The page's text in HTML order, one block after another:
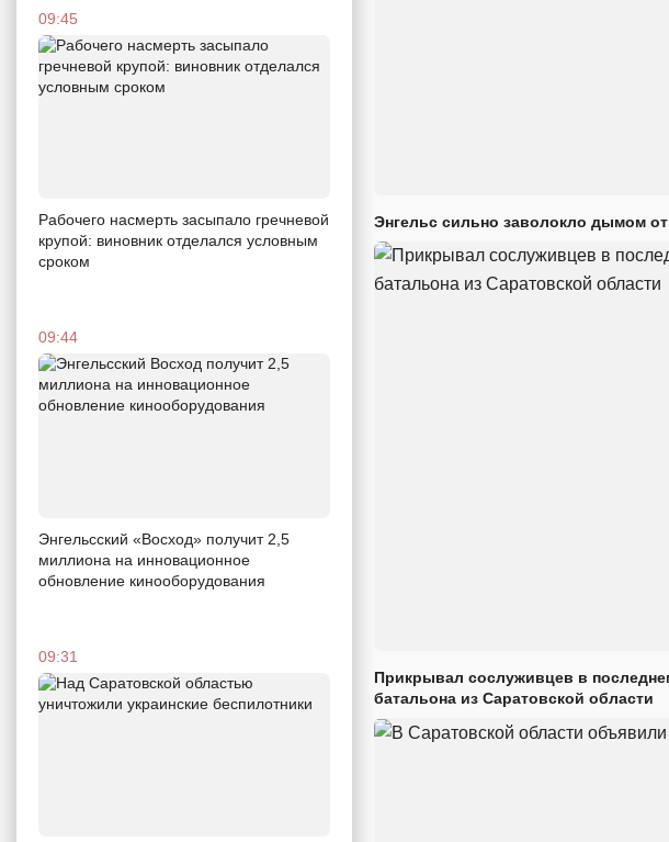
09:45
Рабочего насмерть засыпало гречневой
крупой: виновник отделался условным
сроком
09:44
Энгельсский «Восход» получит 2,5
миллиона на инновационное
обновление кинооборудования
09:31
Энгельс сильно заволокло дымом
Прикрывал сослуживцев в
батальона из Саратовской области